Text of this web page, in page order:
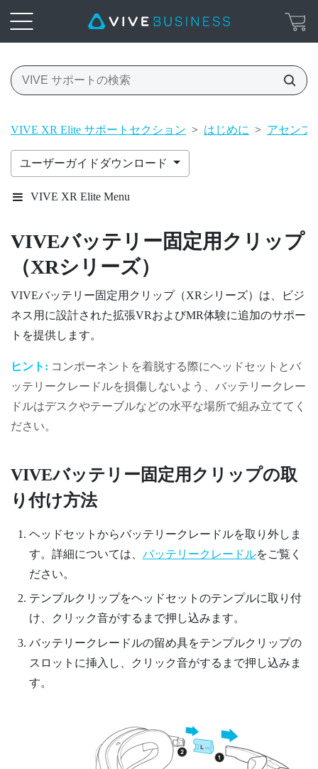
VIVE XR Elite サポートセクション > はじめに > アセンブ
ユーザーガイドダウンロード
VIVE XR Elite Menu
VIVEバッテリー固定用クリップ
（XRシリーズ）
VIVEバッテリー固定用クリップ（XRシリーズ） は、ビジ
ネス用に設計された拡張VRおよびMR体験に追加のサポー
トを提供します。
ヒント: コンポーネントを着脱する際にヘッドセットとバ
ッテリークレードルを損傷しないよう、バッテリークレー
ドルはデスクやテーブルなどの水平な場所で組み立ててく
ださい。
VIVEバッテリー固定用クリップの取
り付け方法
ヘッドセットからバッテリークレードルを取り外しま
す。詳細については、 バッテリークレードルをご覧く
ださい。
テンプルクリップをヘッドセットのテンプルに取り付
け、クリック音がするまで押し込みます。
バッテリークレードルの留め具をテンプルクリップの
スロットに挿入し、クリック音がするまで押し込みま
す。